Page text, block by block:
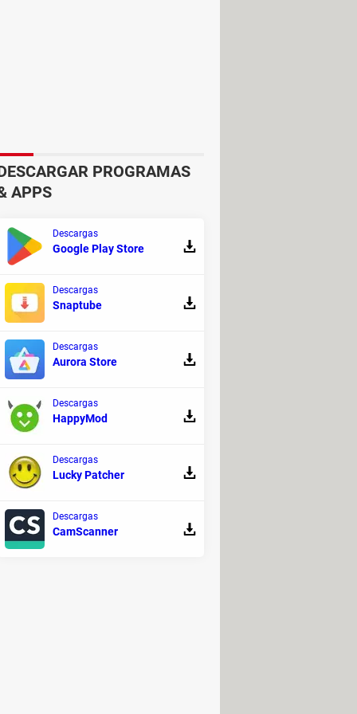
clic con el botón derecho y
mostrarte el vídeo.
de archivos de iTunes e instalar
e instala iTunes.
en la parte superior
hasta la sección
PROGRAMAS
APPS
Descargas
Google Play Store
Descargas
Snaptube
Descargas
Aurora Store
Descargas
HappyMod
Descargas
Lucky Patcher
Descargas
CamScanner